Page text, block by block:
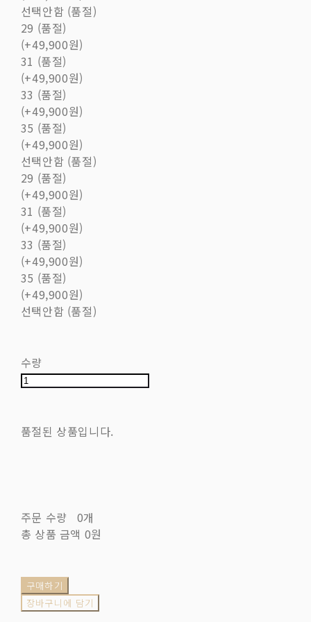
선택안함 (품절)
29 (품절)
(+49,900원)
31 (품절)
(+49,900원)
33 (품절)
(+49,900원)
35 (품절)
(+49,900원)
선택안함 (품절)
29 (품절)
(+49,900원)
31 (품절)
(+49,900원)
33 (품절)
(+49,900원)
35 (품절)
(+49,900원)
선택안함 (품절)
수량
품절된 상품입니다.
주문 수량
0개
총 상품 금액 0원
구매하기
장바구니에 담기